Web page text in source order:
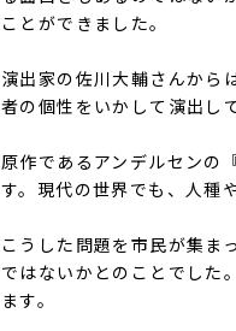
ことができました。
演出家の佐川大輔さんから
者の個性をいかして演出し
原作であるアンデルセンの
す。現代の世界でも、人種
こうした問題を市民が集ま
ではないかとのことでした
ます。